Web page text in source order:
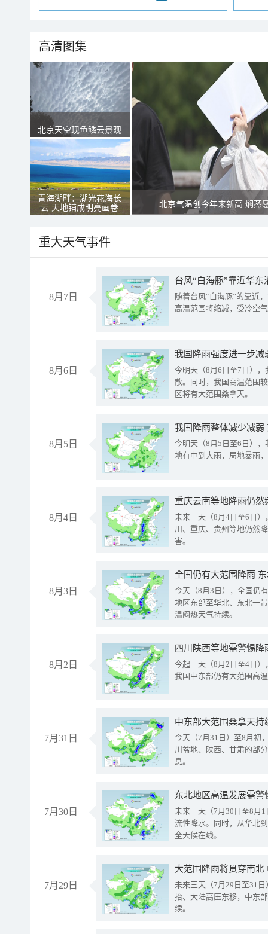
高清图集
北京天空现鱼鳞云景观
青海湖畔：湖光花海长
云 天地铺成明亮画卷
北京气温创今年来新高 焖蒸
重大天气事件
8月7日
台风“白海豚”靠近华
随着台风“白海豚”的靠近
高温范围将缩减，受冷空
8月6日
今明天（8月6日至7日）
散。同时，我国高温范围
区将有大范围桑拿天。
8月5日
我国降雨整体减少减弱
今明天（8月5日至6日）
地有中到大雨，局地暴雨
8月4日
重庆云南等地降雨仍然
未来三天（8月4日至6日
川、重庆、贵州等地仍然
害。
8月3日
全国仍有大范围降雨
今天（8月3日），全国仍
地区东部至华北、东北一
温闷热天气持续。
8月2日
今起三天（8月2日至4日
我国中东部仍有大范围高
7月31日
中东部大范围桑拿天
今天（7月31日）至8月初
川盆地、陕西、甘肃的部
息。
7月30日
东北地区高温发展需
未来三天（7月30日至8月
流性降水。同时，从华北
全天候在线。
7月29日
大范围降雨将贯穿南
未来三天（7月29日至31
抬、大陆高压东移，中东
续。